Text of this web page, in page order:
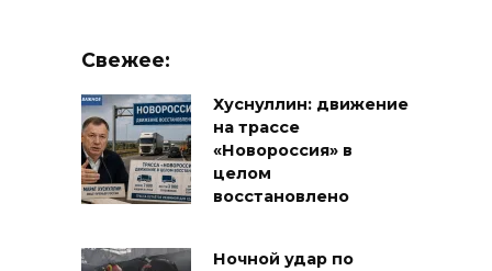
Свежее:
Хуснуллин: движение
на трассе
«Новороссия» в
целом
восстановлено
Ночной удар по